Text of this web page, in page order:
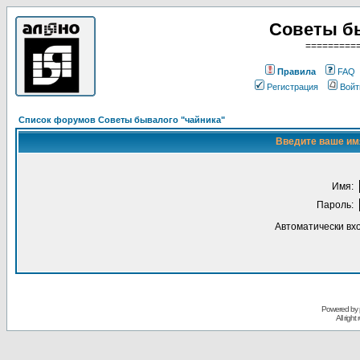
Советы
Правила
FAQ
Регистрация
Список форумов Советы бывалого "чайника"
Введите ваше
Имя:
Пароль:
Автоматически
Powered
All right